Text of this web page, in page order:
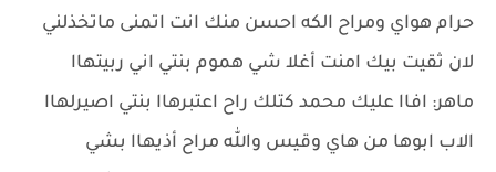
حرام هواي ومراح الكه احسن منك انت اتمنى ماتخذلني
لان ثقيت بيك امنت أغلا شي هموم بنتي اني ربيتهاا
ماهر: افاا عليك محمد كتلك راح اعتبرهاا بنتي اصيرلهاا
الاب ابوها من هاي وقيس والله مراح أذيهاا بشي